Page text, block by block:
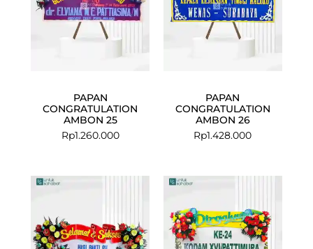
PAPAN
CONGRATULATION
AMBON 25
Rp1.260.000
PAPAN
CONGRATULATION
AMBON 26
Rp1.428.000